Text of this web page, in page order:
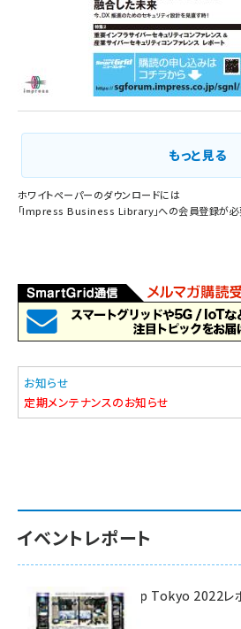
もっと見る
ホワイトペーパーのダウンロードには
「Impress Business Library」への会員登録が必
お知らせ
定期メンテナンスのお知らせ
イベントレポート
【Interop Tokyo 2022レ
5G！